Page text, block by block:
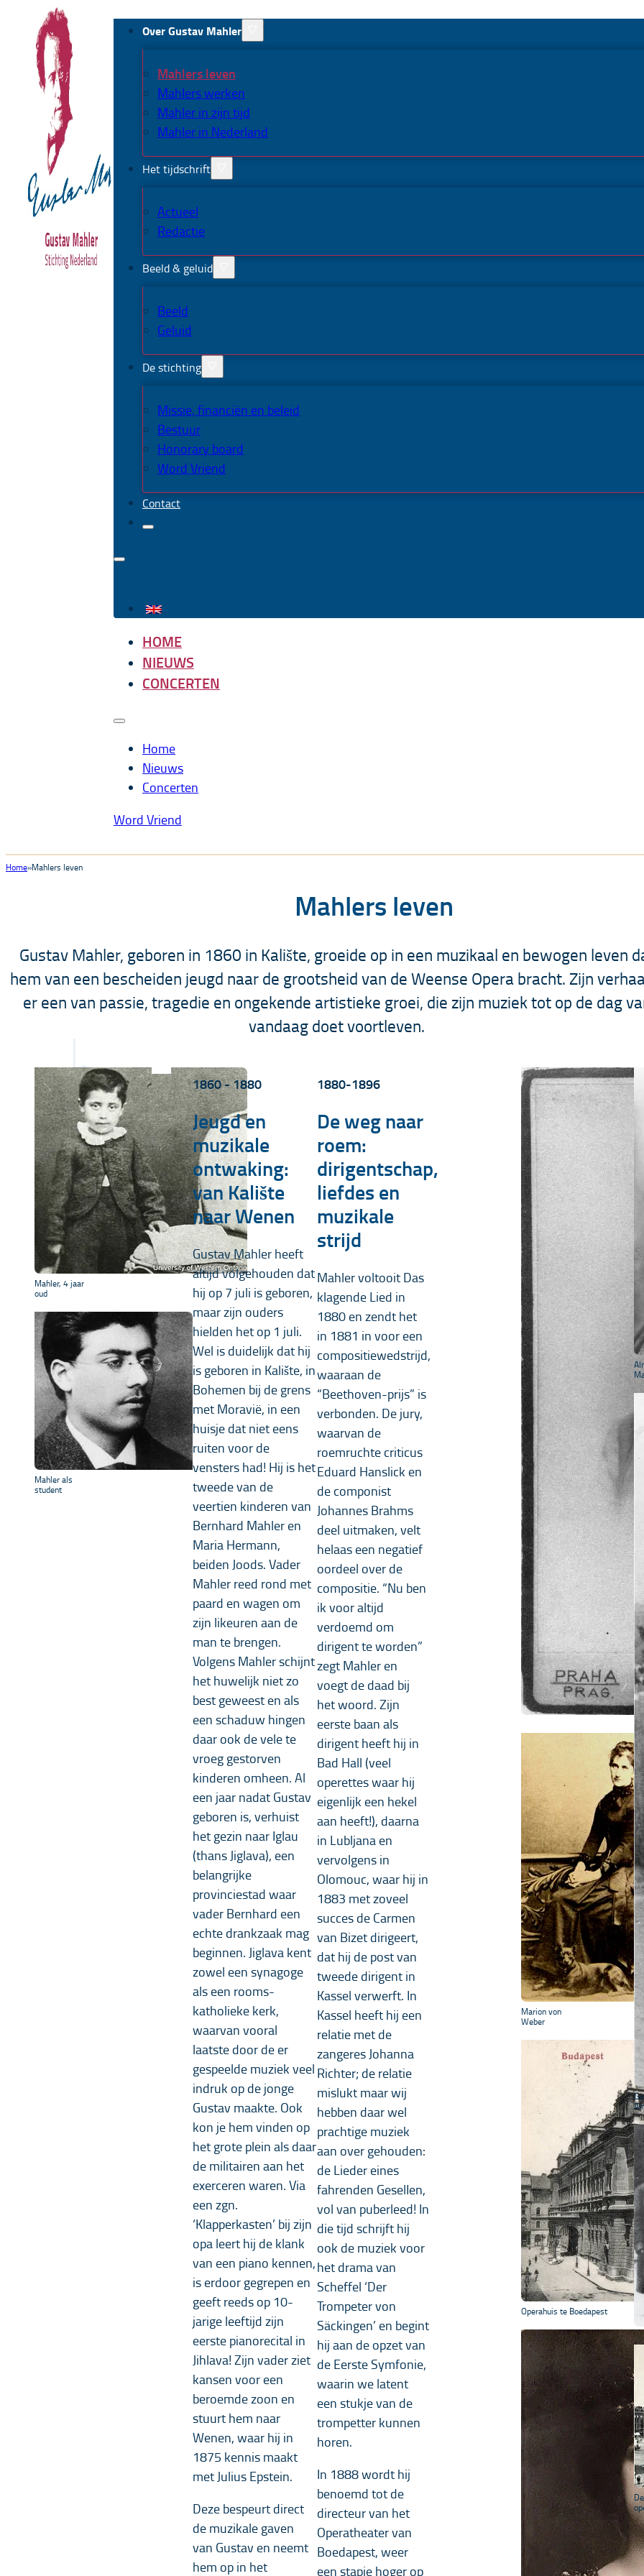
Over Gustav Mahler
Mahlers leven
Mahlers werken
Mahler in zijn tijd
Mahler in Nederland
Het tijdschrift
Actueel
Redactie
Beeld & geluid
Beeld
Geluid
De stichting
Missie, financiën en beleid
Bestuur
Honorary board
Word Vriend
Contact
HOME
NIEUWS
CONCERTEN
Home
Nieuws
Concerten
Word Vriend
Home Mahlers leven
Mahlers leven
Gustav Mahler, geboren in 1860 in Kalište, groeide op in een muzikaal en bewogen leven
hem van een bescheiden jeugd naar de grootsheid van de Weense Opera bracht. Zijn
er een van passie, tragedie en ongekende artistieke groei, die zijn muziek tot op de dag
vandaag doet voortleven.
Mahler, 4 jaar
oud
Mahler als
student
1860 - 1880
Jeugd en
muzikale
ontwaking:
van Kalište
naar Wenen
Gustav Mahler heeft
altijd volgehouden dat
hij op 7 juli is geboren,
maar zijn ouders
hielden het op 1 juli.
Wel is duidelijk dat hij
is geboren in Kalište, in
Bohemen bij de grens
met Moravië, in een
huisje dat niet eens
ruiten voor de
vensters had! Hij is het
tweede van de
veertien kinderen van
Bernhard Mahler en
Maria Hermann,
beiden Joods. Vader
Mahler reed rond met
paard en wagen om
zijn likeuren aan de
man te brengen.
Volgens Mahler schijnt
het huwelijk niet zo
best geweest en als
een schaduw hingen
daar ook de vele te
vroeg gestorven
kinderen omheen. Al
een jaar nadat Gustav
geboren is, verhuist
het gezin naar Iglau
(thans Jiglava), een
belangrijke
provinciestad waar
vader Bernhard een
echte drankzaak mag
beginnen. Jiglava kent
zowel een synagoge
als een rooms-
katholieke kerk,
waarvan vooral
laatste door de er
gespeelde muziek veel
indruk op de jonge
Gustav maakte. Ook
kon je hem vinden op
het grote plein als daar
de militairen aan het
exerceren waren. Via
een zgn.
‘Klapperkasten’ bij zijn
opa leert hij de klank
van een piano kennen,
is erdoor gegrepen en
geeft reeds op 10-
jarige leeftijd zijn
eerste pianorecital in
Jihlava! Zijn vader ziet
kansen voor een
beroemde zoon en
stuurt hem naar
Wenen, waar hij in
1875 kennis maakt
met Julius Epstein.
Deze bespeurt direct
de muzikale gaven
van Gustav en neemt
hem op in het
Marion von
Weber
Operahuis te Boedapest
1880-1896
De weg naar
roem:
dirigentschap,
liefdes en
muzikale
strijd
Mahler voltooit Das
klagende Lied in
1880 en zendt het
in 1881 in voor een
compositiewedstrijd,
waaraan de
“Beethoven-prijs” is
verbonden. De jury,
waarvan de
roemruchte criticus
Eduard Hanslick en
de componist
Johannes Brahms
deel uitmaken, velt
helaas een negatief
oordeel over de
compositie. “Nu ben
ik voor altijd
verdoemd om
dirigent te worden”
zegt Mahler en
voegt de daad bij
het woord. Zijn
eerste baan als
dirigent heeft hij in
Bad Hall (veel
operettes waar hij
eigenlijk een hekel
aan heeft!), daarna
in Lubljana en
vervolgens in
Olomouc, waar hij in
1883 met zoveel
succes de Carmen
van Bizet dirigeert,
dat hij de post van
tweede dirigent in
Kassel verwerft. In
Kassel heeft hij een
relatie met de
zangeres Johanna
Richter; de relatie
mislukt maar wij
hebben daar wel
prachtige muziek
aan over gehouden:
de Lieder eines
fahrenden GeselIen,
vol van puberleed! In
die tijd schrijft hij
ook de muziek voor
het drama van
Scheffel ‘Der
Trompeter von
Säckingen’ en begint
hij aan de opzet van
de Eerste Symfonie,
waarin we latent
een stukje van de
trompetter kunnen
horen.
In 1888 wordt hij
benoemd tot de
directeur van het
Operatheater van
Boedapest, weer
een stapje hoger op